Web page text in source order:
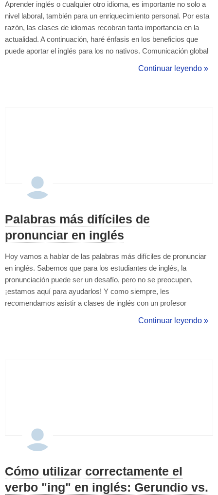
Aprender inglés o cualquier otro idioma, es importante no solo a
nivel laboral, también para un enriquecimiento personal. Por esta
razón, las clases de idiomas recobran tanta importancia en la
actualidad. A continuación, haré énfasis en los beneficios que
puede aportar el inglés para los no nativos. Comunicación global
millones de hablantes. Aprendiendo inglés, los hablantes no nati...
Continuar leyendo »
Palabras más difíciles de
pronunciar en inglés
Hoy vamos a hablar de las palabras más difíciles de pronunciar
en inglés. Sabemos que para los estudiantes de inglés, la
pronunciación puede ser un desafío, pero no se preocupen,
¡estamos aquí para ayudarlos! Y como siempre, les
recomendamos asistir a clases de inglés con un profesor
la palabra "rural". Esta palabra es difícil de pronunciar porque
Continuar leyendo »
Cómo utilizar correctamente el
verbo "ing" en inglés: Gerundio vs.